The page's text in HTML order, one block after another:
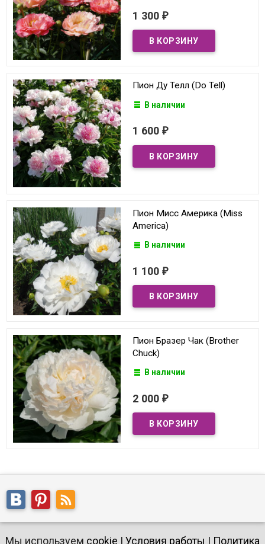
1 300 ₽
Пион Ду Телл (Do Tell)
В наличии
1 600 ₽
Пион Мисс Америка (Miss
America)
В наличии
1 100 ₽
Пион Бразер Чак (Brother
Chuck)
В наличии
2 000 ₽
Мы используем cookie | Условия работы | Политика